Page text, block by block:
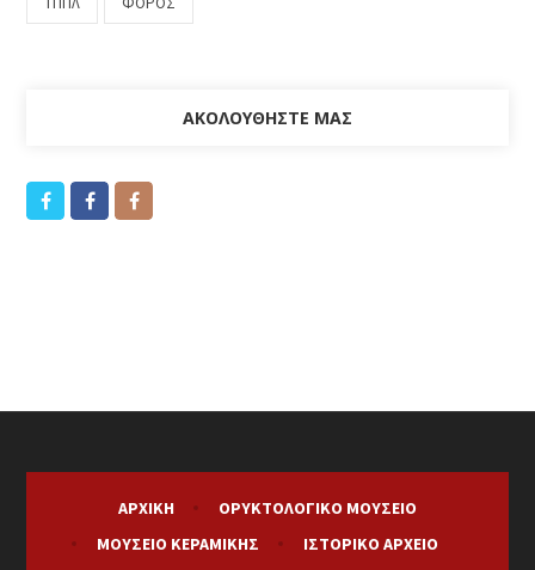
ΑΚΟΛΟΥΘΉΣΤΕ ΜΑΣ
ΑΡΧΙΚΉ
ΟΡΥΚΤΟΛΟΓΙΚΌ ΜΟΥΣΕΊΟ
ΜΟΥΣΕΊΟ ΚΕΡΑΜΙΚΉΣ
ΙΣΤΟΡΙΚΌ ΑΡΧΕΊΟ